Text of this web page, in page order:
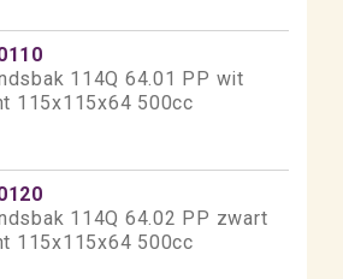
114Q 64.01 PP wit
115x115x64 500cc
114Q 64.02 PP zwart
115x115x64 500cc